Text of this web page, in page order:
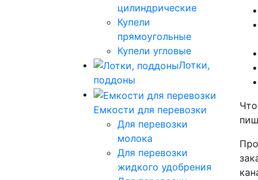
цилиндрические
Купели
прямоугольные
Купели угловые
Лотки,
поддоны
Емкости для перевозки
Для перевозки
молока
Для перевозки
жидкого удобрения